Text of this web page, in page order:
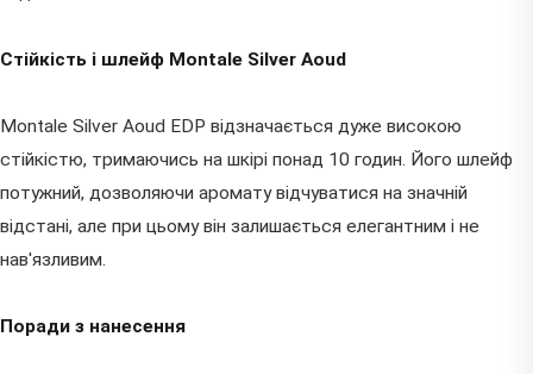
Стійкість і шлейф Montale Silver Aoud
Montale Silver Aoud EDP відзначається дуже високою
стійкістю, тримаючись на шкірі понад 10 годин. Його шлейф
потужний, дозволяючи аромату відчуватися на значній
відстані, але при цьому він залишається елегантним і не
нав'язливим.
Поради з нанесення